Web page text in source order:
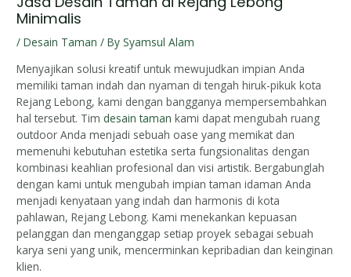
Minimalis
/Desain Taman / BySyamsul Alam
Menyajikan solusi kreatif untuk mewujudkan impian Anda
memiliki taman indah dan nyaman di tengah hiruk-pikuk kota
Rejang Lebong, kami dengan bangganya mempersembahkan
hal tersebut. Tim desain taman kami dapat mengubah ruang
outdoor Anda menjadi sebuah oase yang memikat dan
memenuhi kebutuhan estetika serta fungsionalitas dengan
kombinasi keahlian profesional dan visi artistik. Bergabunglah
dengan kami untuk mengubah impian taman idaman Anda
menjadi kenyataan yang indah dan harmonis di kota
pahlawan, Rejang Lebong. Kami menekankan kepuasan
pelanggan dan menganggap setiap proyek sebagai sebuah
karya seni yang unik, mencerminkan kepribadian dan keinginan
klien.